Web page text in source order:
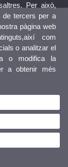
Per això,
de tercers per a
pàgina web
com
o analitzar el
o modifica la
a obtenir més